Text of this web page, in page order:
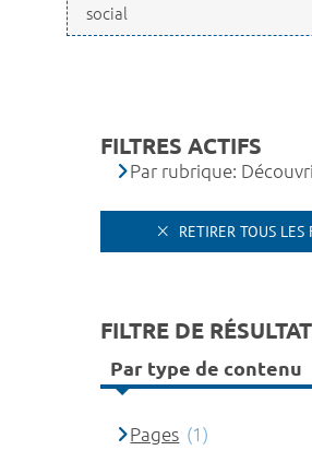
FILTRES ACTIFS
Par rubrique:
RETIRER TOUS LES
FILTRE DE
Par type de contenu
Pages (1)